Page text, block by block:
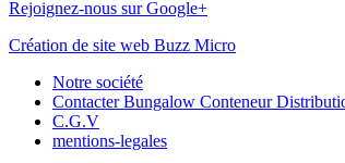
Rejoignez-nous sur Google+
Création de site web Buzz Micro
Notre société
Contacter Bungalow Conteneur
C.G.V
mentions-legales